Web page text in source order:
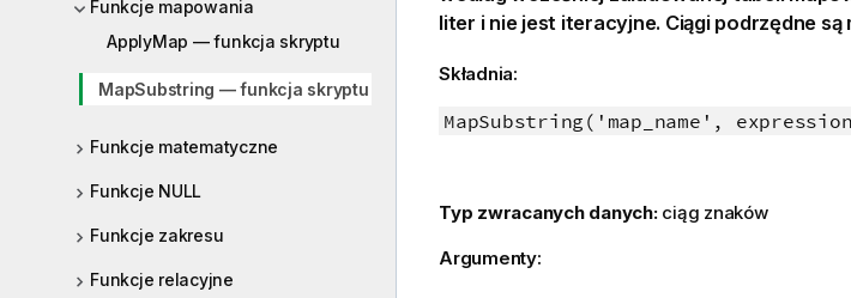
Funkcje mapowania
ApplyMap — funkcja skryptu
MapSubstring — funkcja skryptu
Funkcje matematyczne
Funkcje NULL
Funkcje zakresu
Funkcje relacyjne
liter i nie jest iteracyjne. Ciągi podrzędne
Składnia:
MapSubstring('map_name',
Typ zwracanych danych: ciąg znaków
Argumenty: